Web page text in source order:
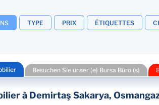
TYPE PRIX ÉTIQUETTES
Besuchen Sie unser (e) Bursa Büro (s)
à Demirtaş Sakarya,